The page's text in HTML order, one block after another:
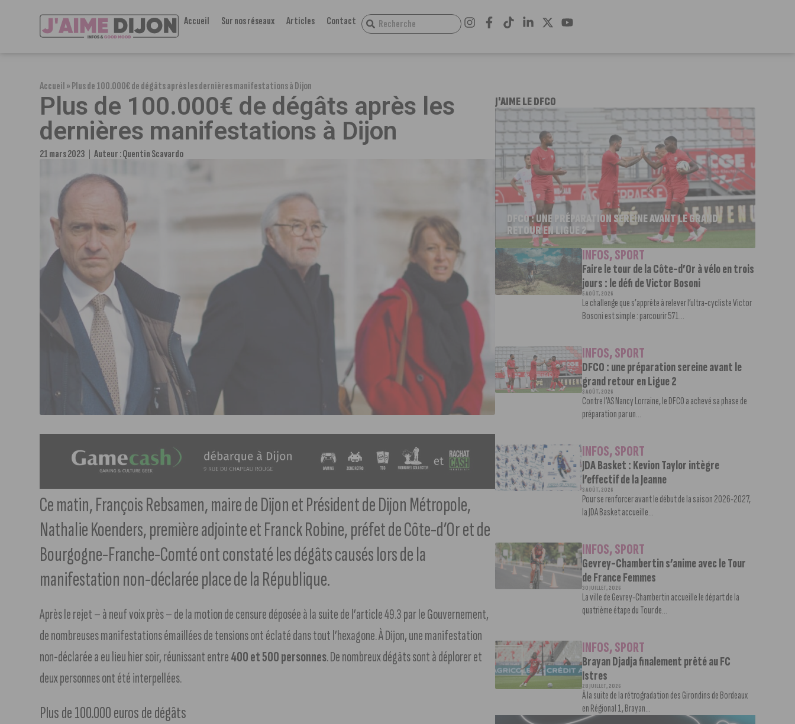
Accueil Sur nos réseaux Articles Contact
Accueil»Plus de 100.000€ de dégâts après les dernières manifestations à Dijon
Plus de 100.000€ de dégâts après les
dernières manifestations à Dijon
21 mars 2023 Auteur :Quentin Scavardo
Ce matin, François Rebsamen, maire de Dijon et Président de Dijon Métropole,
Nathalie Koenders, première adjointe et Franck Robine, préfet de Côte-d’Or et de
Bourgogne-Franche-Comté ont constaté les dégâts causés lors de la
manifestation non-déclarée place de la République.
Après le rejet – à neuf voix près – de la motion de censure déposée à la suite de l’article 49.3 par le Gouvernement,
de nombreuses manifestations émaillées de tensions ont éclaté dans tout l’hexagone. À Dijon, une manifestation
non-déclarée a eu lieu hier soir, réunissant entre400 et 500 personnes. De nombreux dégâts sont à déplorer et
deux personnes ont été interpellées.
Plus de 100.000 euros de dégâts
J'AIME LE DFCO
DFCO : UNE PRÉPARATION SEREINE AVANT LE GRAND
RETOUR EN LIGUE 2
INFOS,SPORT
Faire le tour de la Côte-d’Or à vélo en trois
jours : le défi de Victor Bosoni
5 AOÛT, 2026
Le challenge que s’apprête à relever l’ultra-cycliste Victor
Bosoni est simple : parcourir 571...
INFOS,SPORT
DFCO : une préparation sereine avant le
grand retour en Ligue 2
3 AOÛT, 2026
Contre l’AS Nancy Lorraine, le DFCO a achevé sa phase de
préparation par un...
INFOS,SPORT
JDA Basket : Kevion Taylor intègre
l’effectif de la Jeanne
3 AOÛT, 2026
Pour se renforcer avant le début de la saison 2026-2027,
la JDA Basket accueille...
INFOS,SPORT
Gevrey-Chambertin s’anime avec le Tour
de France Femmes
30 JUILLET, 2026
La ville de Gevrey-Chambertin accueille le départ de la
quatrième étape du Tour de...
INFOS,SPORT
Brayan Djadja finalement prêté au FC
Istres
28 JUILLET, 2026
À la suite de la rétrogradation des Girondins de Bordeaux
en Régional 1, Brayan...